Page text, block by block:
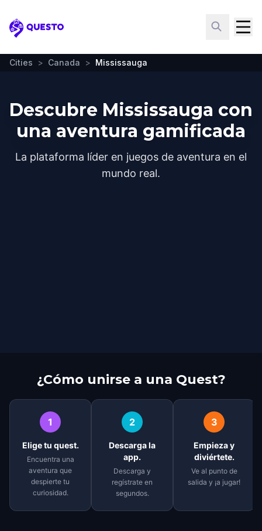
Questo
Cities > Canada > Mississauga
Descubre Mississauga con
una aventura gamificada
La plataforma líder en juegos de aventura en el
mundo real.
¿Cómo unirse a una Quest?
1
Elige tu quest.
Encuentra una
aventura que
despierte tu
curiosidad.
2
Descarga la
app.
Descarga y
regístrate en
segundos.
3
Empieza y
diviértete.
Ve al punto de
salida y ¡a jugar!